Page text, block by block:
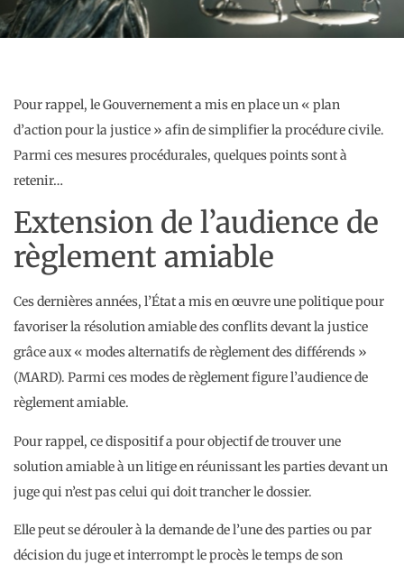
Pour rappel, le Gouvernement a mis en place un « plan
d’action pour la justice » afin de simplifier la procédure civile.
Parmi ces mesures procédurales, quelques points sont à
retenir…
Extension de l’audience de
règlement amiable
Ces dernières années, l’État a mis en œuvre une politique pour
favoriser la résolution amiable des conflits devant la justice
grâce aux « modes alternatifs de règlement des différends »
(MARD). Parmi ces modes de règlement figure l’audience de
règlement amiable.
Pour rappel, ce dispositif a pour objectif de trouver une
solution amiable à un litige en réunissant les parties devant un
juge qui n’est pas celui qui doit trancher le dossier.
Elle peut se dérouler à la demande de l’une des parties ou par
décision du juge et interrompt le procès le temps de son